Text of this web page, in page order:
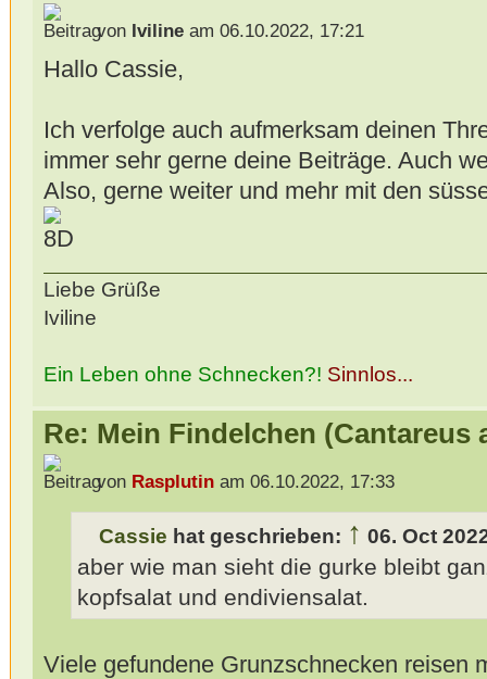
von Ivilineam 06.10.2022, 17:21
Hallo Cassie,
Ich verfolge auch aufmerksam deinen
immer sehr gerne deine Beiträge. Auch
Also, gerne weiter und mehr mit den
Liebe Grüße
Iviline
Ein Leben ohne Schnecken?! Sinnlos...
Re: Mein Findelchen (Cantareus
von Rasplutinam 06.10.2022, 17:33
Cassie hat geschrieben: ↑ 06. Oct
aber wie man sieht die gurke bleibt
kopfsalat und endiviensalat.
Viele gefundene Grunzschnecken reisen